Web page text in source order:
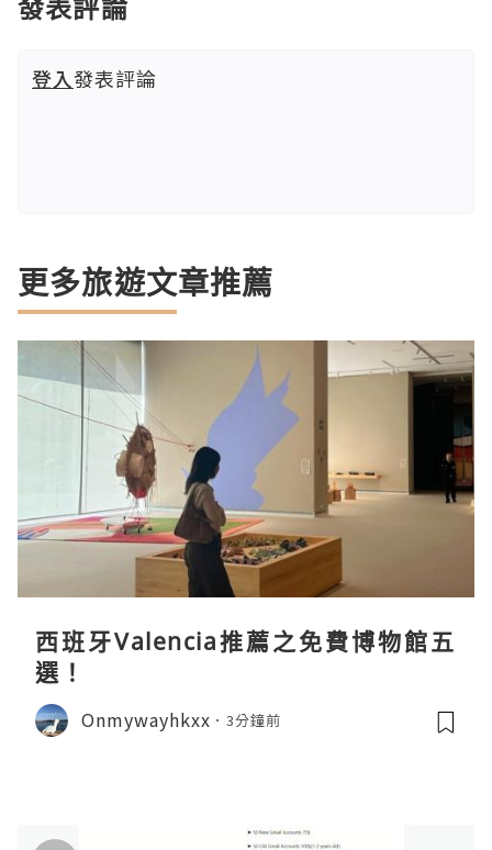
登入發表評論
更多旅遊文章推薦
西班牙Valencia推薦之免費博物館五
選！
Onmywayhkxx 3分鐘前